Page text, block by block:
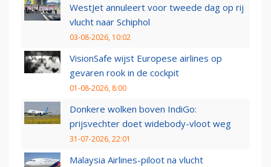
WestJet annuleert voor tweede dag op rij
vlucht naar Schiphol
03-08-2026, 10:02
VisionSafe wijst Europese airlines op
gevaren rook in de cockpit
01-08-2026, 8:00
Donkere wolken boven IndiGo:
prijsvechter doet widebody-vloot weg
31-07-2026, 22:01
Malaysia Airlines-piloot na vlucht